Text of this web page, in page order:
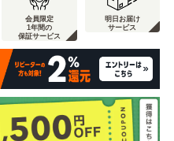
会員限定
1年間の
保証サービス
明日お届け
サービス